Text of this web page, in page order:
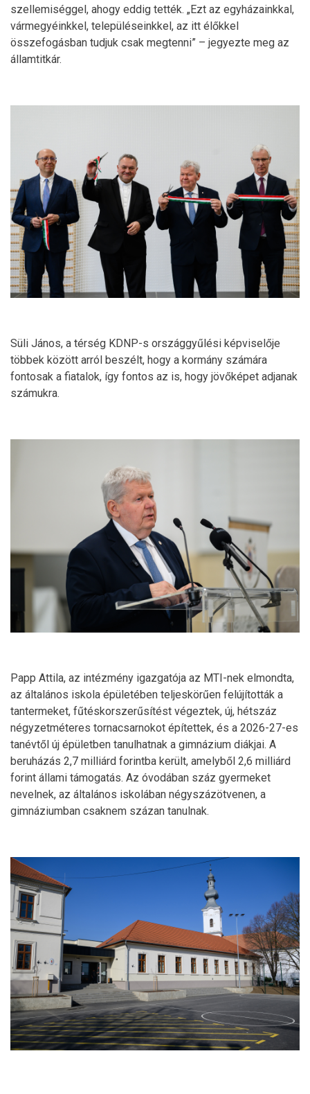
szellemiséggel, ahogy eddig tették. „Ezt az egyházainkkal,
vármegyéinkkel, településeinkkel, az itt élőkkel
összefogásban tudjuk csak megtenni” – jegyezte meg az
államtitkár.
Süli János, a térség KDNP-s országgyűlési képviselője
többek között arról beszélt, hogy a kormány számára
fontosak a fiatalok, így fontos az is, hogy jövőképet adjanak
számukra.
Papp Attila, az intézmény igazgatója az MTI-nek elmondta,
az általános iskola épületében teljeskörűen felújították a
tantermeket, fűtéskorszerűsítést végeztek, új, hétszáz
négyzetméteres tornacsarnokot építettek, és a 2026-27-es
tanévtől új épületben tanulhatnak a gimnázium diákjai. A
beruházás 2,7 milliárd forintba került, amelyből 2,6 milliárd
forint állami támogatás. Az óvodában száz gyermeket
nevelnek, az általános iskolában négyszázötvenen, a
gimnáziumban csaknem százan tanulnak.